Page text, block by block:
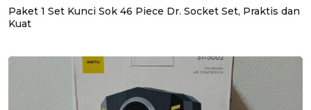
Paket 1 Set Kunci Sok 46 Piece Dr. Socket Set, Praktis dan
Kuat